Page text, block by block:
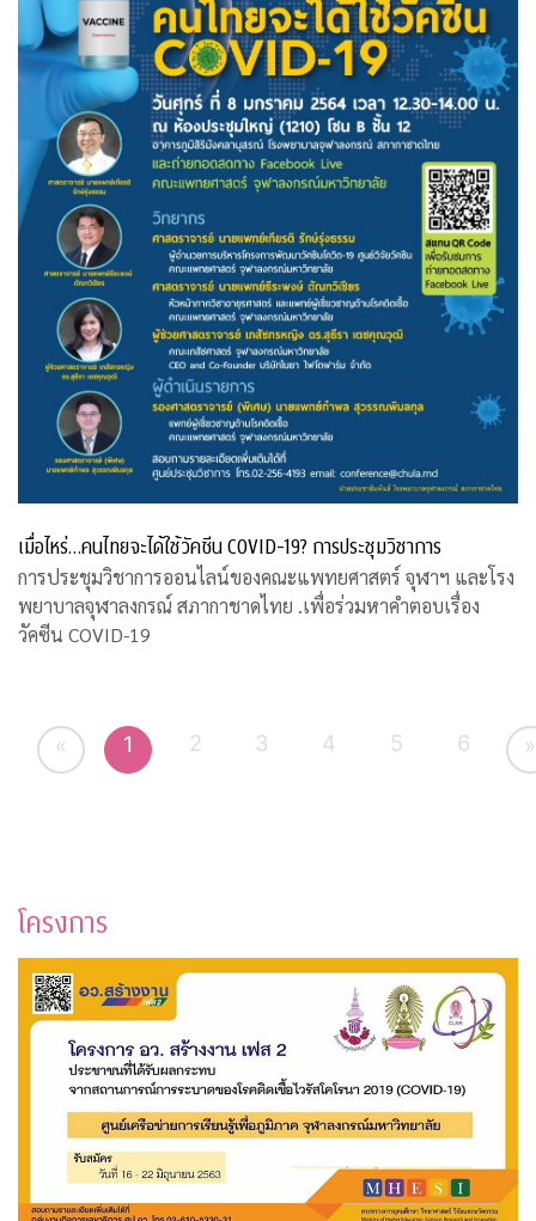
เมื่อไหร่…คนไทยจะได้ใช้วัคซีน COVID-19? การประชุมวิชาการ
การประชุมวิชาการออนไลน์ของคณะแพทยศาสตร์ จุฬาฯ และโรง
พยาบาลจุฬาลงกรณ์ สภากาชาดไทย .เพื่อร่วมหาคำตอบเรื่อง
วัคซีน COVID-19
« 1 2 3 4 5 6 »
โครงการ